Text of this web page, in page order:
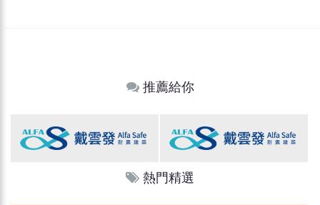
推薦給你
熱門精選